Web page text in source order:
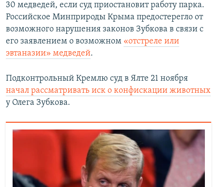
30 медведей, если суд приостановит работу парка.
Российское Минприроды Крыма предостерегло от
возможного нарушения законов Зубкова в связи с
его заявлением о возможном «отстреле или
эвтаназии» медведей.
Подконтрольный Кремлю суд в Ялте 21 ноября
начал рассматривать иск о конфискации животных
у Олега Зубкова.